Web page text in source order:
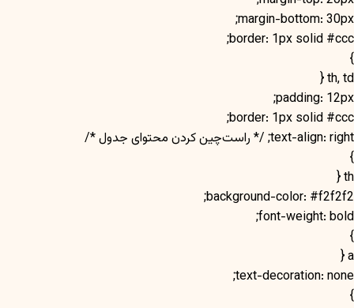
margin-bottom: 30px;
border: 1px solid #ccc;
}
th, td {
padding: 12px;
border: 1px solid #ccc;
text-align: right; /* راست‌چین کردن محتوای جدول */
}
th {
background-color: #f2f2f2;
font-weight: bold;
}
a {
text-decoration: none;
}